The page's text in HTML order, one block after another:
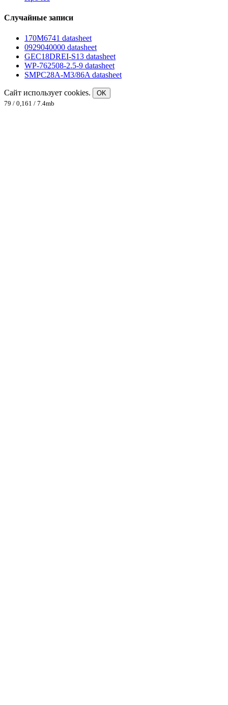
Случайные записи
170M6741 datasheet
0929040000 datasheet
GEC18DREI-S13 datasheet
WP-762508-2.5-9 datasheet
SMPC28A-M3/86A datasheet
Сайт использует cookies.
OK
79 / 0,161 / 7.4mb